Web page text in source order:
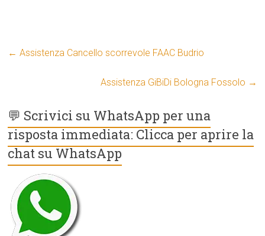
← Assistenza Cancello scorrevole FAAC Budrio
Assistenza GiBiDi Bologna Fossolo →
💬 Scrivici su WhatsApp per una
risposta immediata: Clicca per aprire la
chat su WhatsApp